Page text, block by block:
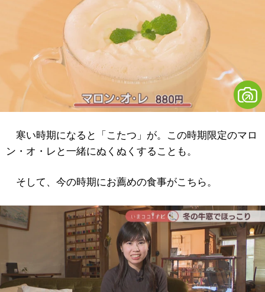
寒い時期になると「こたつ」が。この時期限定のマロ
ン・オ・レと一緒にぬくぬくすることも。
そして、今の時期にお薦めの食事がこちら。